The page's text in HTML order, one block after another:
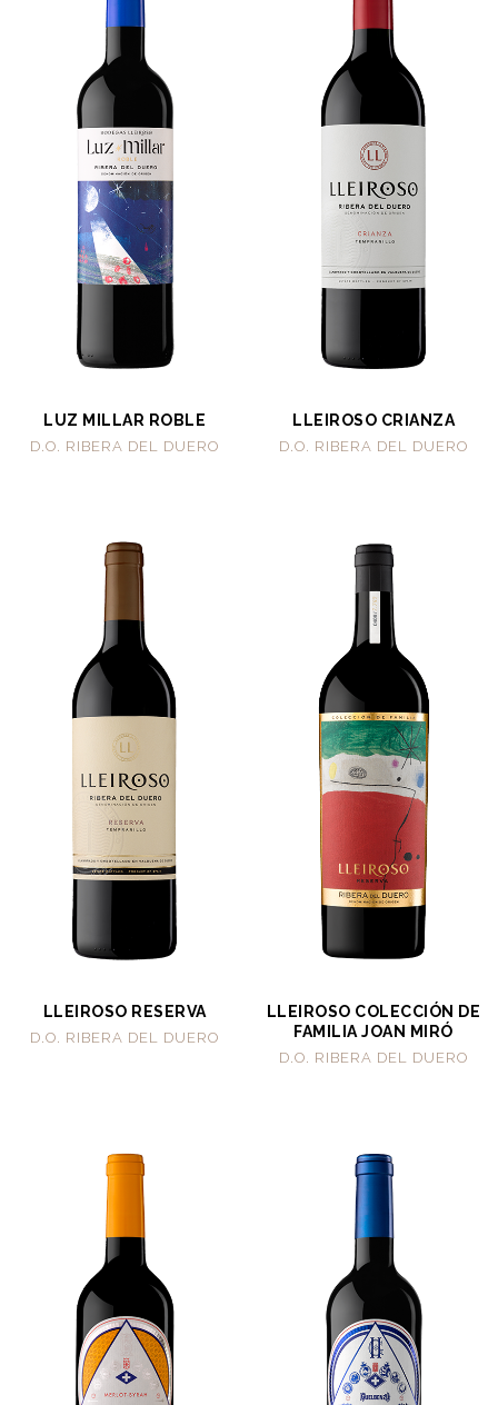
LUZ MILLAR ROBLE
D.O. RIBERA DEL DUERO
LLEIROSO CRIANZA
D.O. RIBERA DEL DUERO
LLEIROSO RESERVA
D.O. RIBERA DEL DUERO
LLEIROSO COLECCIÓN DE
FAMILIA JOAN MIRÓ
D.O. RIBERA DEL DUERO